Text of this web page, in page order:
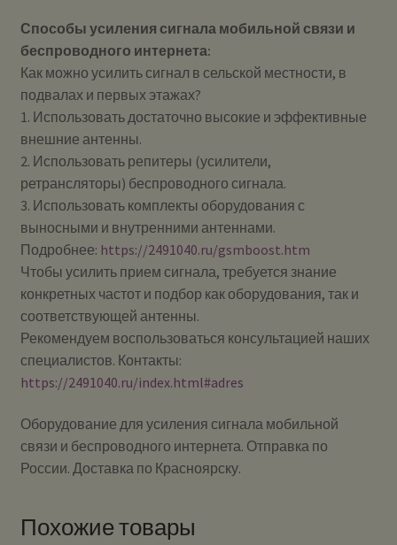
Способы усиления сигнала мобильной связи и
беспроводного интернета:
Как можно усилить сигнал в сельской местности, в
подвалах и первых этажах?
1. Использовать достаточно высокие и эффективные
внешние антенны.
2. Использовать репитеры (усилители,
ретрансляторы) беспроводного сигнала.
3. Использовать комплекты оборудования с
выносными и внутренними антеннами.
Подробнее: https://2491040.ru/gsmboost.htm
Чтобы усилить прием сигнала, требуется знание
конкретных частот и подбор как оборудования, так и
соответствующей антенны.
Рекомендуем воспользоваться консультацией наших
специалистов. Контакты:
https://2491040.ru/index.html#adres
Оборудование для усиления сигнала мобильной
связи и беспроводного интернета. Отправка по
России. Доставка по Красноярску.
Похожие товары